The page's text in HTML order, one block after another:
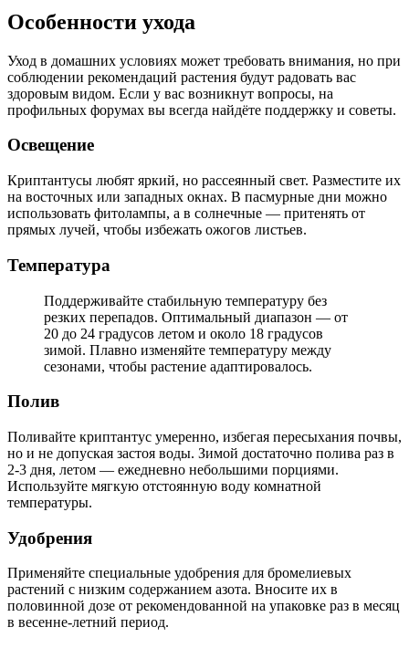
Особенности ухода
Уход в домашних условиях может требовать внимания, но при
соблюдении рекомендаций растения будут радовать вас
здоровым видом. Если у вас возникнут вопросы, на
профильных форумах вы всегда найдёте поддержку и советы.
Освещение
Криптантусы любят яркий, но рассеянный свет. Разместите их
на восточных или западных окнах. В пасмурные дни можно
использовать фитолампы, а в солнечные — притенять от
прямых лучей, чтобы избежать ожогов листьев.
Температура
Поддерживайте стабильную температуру без
резких перепадов. Оптимальный диапазон — от
20 до 24 градусов летом и около 18 градусов
зимой. Плавно изменяйте температуру между
сезонами, чтобы растение адаптировалось.
Полив
Поливайте криптантус умеренно, избегая пересыхания почвы,
но и не допуская застоя воды. Зимой достаточно полива раз в
2-3 дня, летом — ежедневно небольшими порциями.
Используйте мягкую отстоянную воду комнатной
температуры.
Удобрения
Применяйте специальные удобрения для бромелиевых
растений с низким содержанием азота. Вносите их в
половинной дозе от рекомендованной на упаковке раз в месяц
в весенне-летний период.